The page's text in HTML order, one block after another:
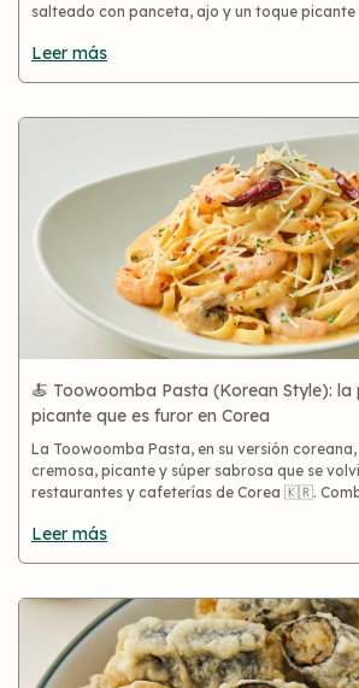
salteado con panceta, ajo y un toque picante
quier
Leer más
🍝 Toowoomba Pasta (Korean Style):
picante que es furor en Corea
La Toowoomba Pasta, en su versión
cremosa, picante y súper sabrosa que se
restaurantes y cafeterías de Corea 🇰🇷.
Leer más